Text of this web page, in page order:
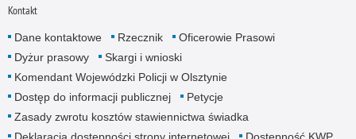
Kontakt
Dane kontaktowe Rzecznik
Oficerowie Prasowi
Dyżur prasowy
Skargi i wnioski
Komendant Wojewódzki Policji w Olsztynie
Dostęp do informacji publicznej
Petycje
Zasady zwrotu kosztów stawiennictwa świadka